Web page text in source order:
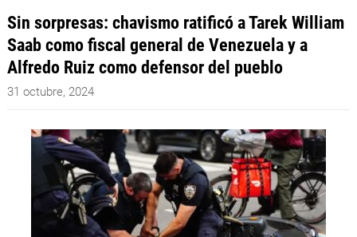
Sin sorpresas: chavismo ratificó a Tarek William
Saab como fiscal general de Venezuela y a
Alfredo Ruiz como defensor del pueblo
31 octubre, 2024